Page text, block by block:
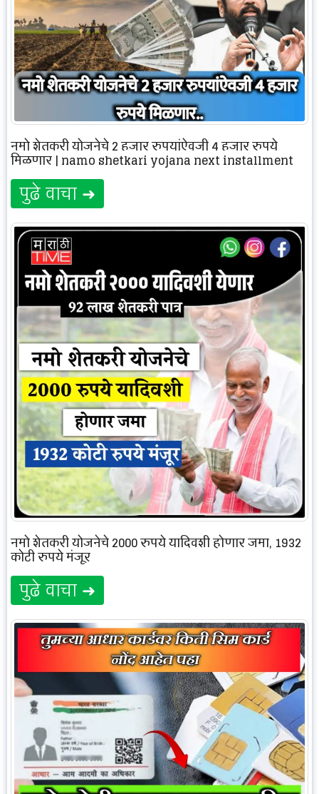
नमो शेतकरी योजनेचे 2 हजार रुपयांऐवजी 4 हजार रुपये
मिळणार | namo shetkari yojana next installment
पुढे वाचा ➜
नमो शेतकरी योजनेचे 2000 रुपये यादिवशी होणार जमा, 1932
कोटी रुपये मंजूर
पुढे वाचा ➜